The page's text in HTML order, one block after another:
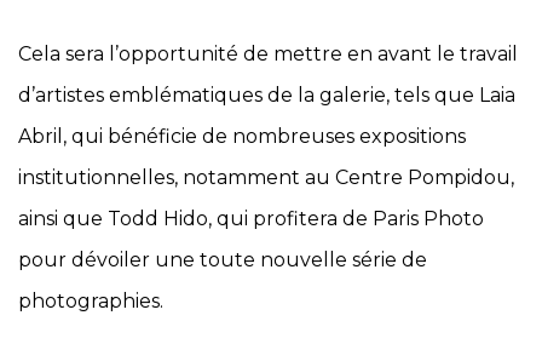
Cela sera l’opportunité de mettre en avant le travail
d’artistes emblématiques de la galerie, tels que Laia
Abril, qui bénéficie de nombreuses expositions
institutionnelles, notamment au Centre Pompidou,
ainsi que Todd Hido, qui profitera de Paris Photo
pour dévoiler une toute nouvelle série de
photographies.